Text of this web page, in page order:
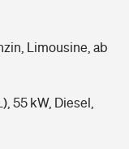
Limousine, ab
55 kW, Diesel,